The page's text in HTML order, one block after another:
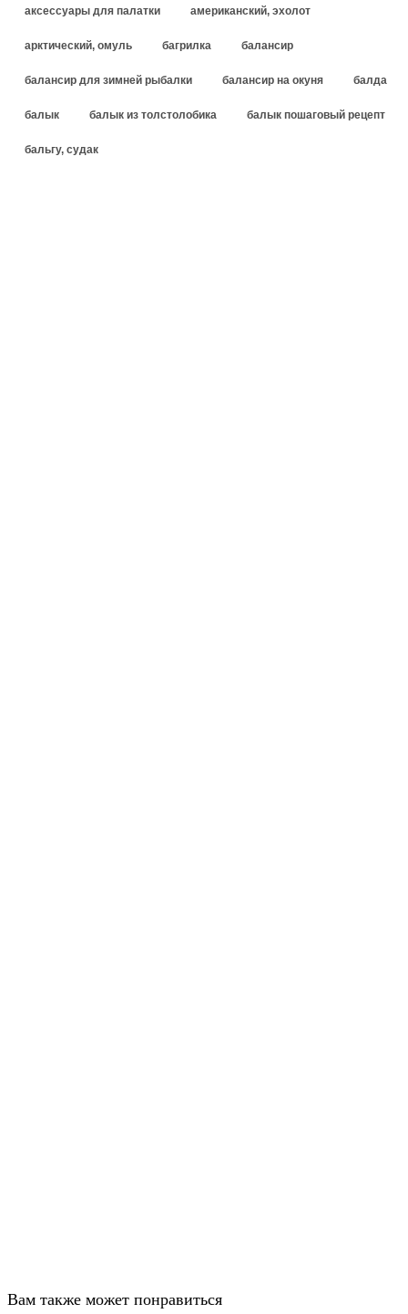
аксессуары для палатки американский, эхолот
арктический, омуль багрилка балансир
балансир для зимней рыбалки балансир на окуня балда
балык балык из толстолобика балык пошаговый рецепт
бальгу, судак
Вам также может понравиться